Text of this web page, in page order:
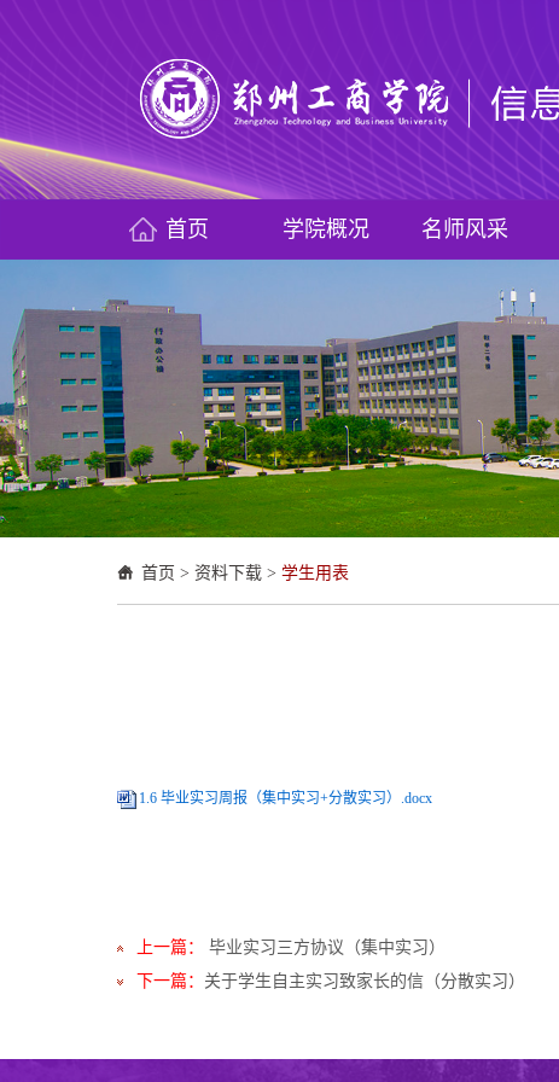
首页 学院概况 名师风采
首页 > 资料下载 > 学生用表
1.6 毕业实习周报（集中实习+分散实习）.docx
上一篇：
毕业实习三方协议（集中实习）
下一篇： 关于学生自主实习致家长的信（分散实习）